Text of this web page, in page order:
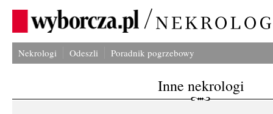
Nekrologi Odeszli Poradnik pogrzebowy
Inne nekrologi